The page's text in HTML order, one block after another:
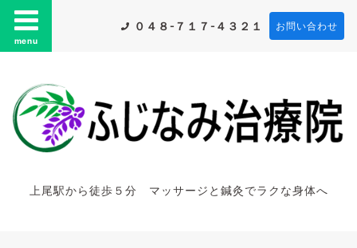
menu
０４８-７１７-４３２１ お問い合わせ
上尾駅から徒歩５分 マッサージと鍼灸でラクな身体へ